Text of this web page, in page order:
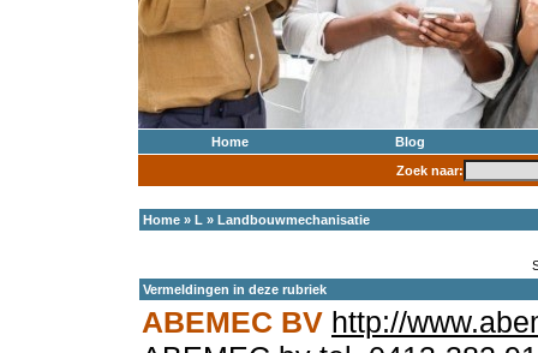
Home
Blog
Zoek naar:
Home » L » Landbouwmechanisatie
Vermeldingen in deze rubriek
ABEMEC BV http://